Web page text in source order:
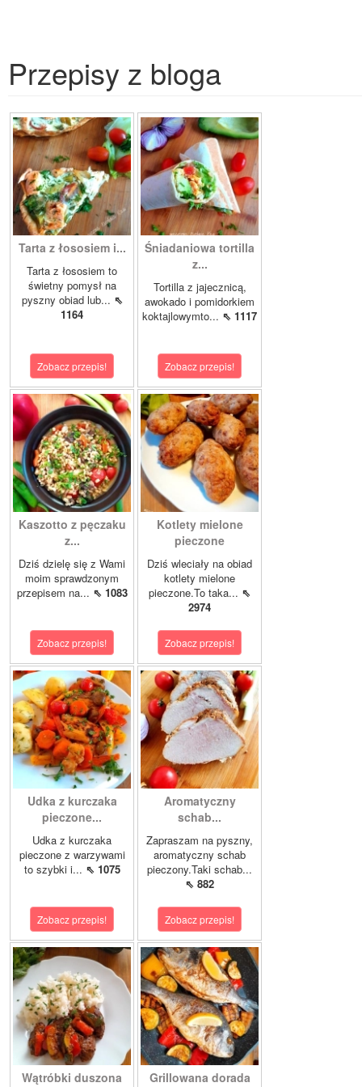
Przepisy z bloga
Tarta z łososiem i...
Tarta z łososiem to
świetny pomysł na
pyszny obiad lub... ⇖
1164
Zobacz przepis!
Śniadaniowa tortilla
z...
Tortilla z jajecznicą,
awokado i pomidorkiem
koktajlowymto... ⇖ 1117
Zobacz przepis!
Kaszotto z pęczaku
z...
Dziś dzielę się z Wami
moim sprawdzonym
przepisem na... ⇖ 1083
Zobacz przepis!
Kotlety mielone
pieczone
Dziś wleciały na obiad
kotlety mielone
pieczone.To taka... ⇖
2974
Zobacz przepis!
Udka z kurczaka
pieczone...
Udka z kurczaka
pieczone z warzywami
to szybki i... ⇖ 1075
Zobacz przepis!
Aromatyczny
schab...
Zapraszam na pyszny,
aromatyczny schab
pieczony.Taki schab...
⇖ 882
Zobacz przepis!
Wątróbki duszona
Grillowana dorada